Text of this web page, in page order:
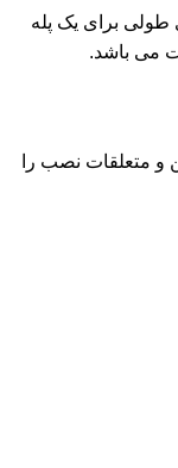
و تیر ریزی طولی برای یک پله
متعلقات نصب را